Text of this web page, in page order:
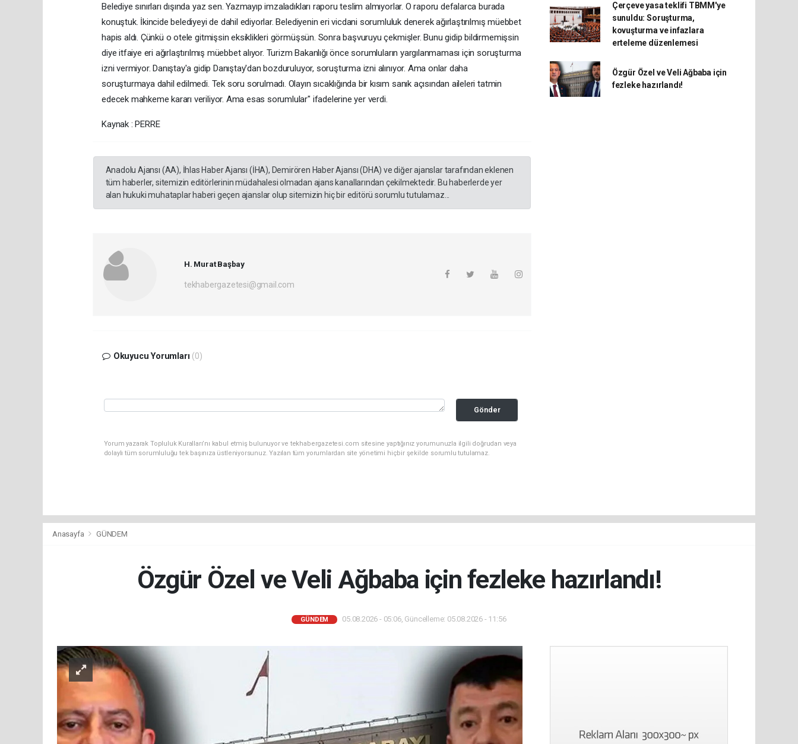
Belediye sınırları dışında yaz sen. Yazmayıp imzaladıkları raporu teslim almıyorlar. O raporu defalarca burada
konuştuk. İkincide belediyeyi de dahil ediyorlar. Belediyenin eri vicdani sorumluluk denerek ağırlaştırılmış müebbet
hapis aldı. Çünkü o otele gitmişsin eksiklikleri görmüşsün. Sonra başvuruyu çekmişler. Bunu gidip bildirmemişsin
diye itfaiye eri ağırlaştırılmış müebbet alıyor. Turizm Bakanlığı önce sorumluların yargılanmaması için soruşturma
izni vermiyor. Danıştay'a gidip Danıştay'dan bozduruluyor, soruşturma izni alınıyor. Ama onlar daha
soruşturmaya dahil edilmedi. Tek soru sorulmadı. Olayın sıcaklığında bir kısım sanık açısından aileleri tatmin
edecek mahkeme kararı veriliyor. Ama esas sorumlular" ifadelerine yer verdi.
Kaynak : PERRE
Anadolu Ajansı (AA), İhlas Haber Ajansı (İHA), Demirören Haber Ajansı (DHA) ve diğer ajanslar tarafından eklenen
tüm haberler, sitemizin editörlerinin müdahalesi olmadan ajans kanallarından çekilmektedir. Bu haberlerde yer
alan hukuki muhataplar haberi geçen ajanslar olup sitemizin hiç bir editörü sorumlu tutulamaz...
H. Murat Başbay
tekhabergazetesi@gmail.com
Okuyucu Yorumları (0)
Gönder
Yorum yazarak Topluluk Kuralları’nı kabul etmiş bulunuyor ve tekhabergazetesi.com sitesine yaptığınız yorumunuzla ilgili doğrudan veya
dolaylı tüm sorumluluğu tek başınıza üstleniyorsunuz. Yazılan tüm yorumlardan site yönetimi hiçbir şekilde sorumlu tutulamaz.
Çerçeve yasa teklifi TBMM'ye
sunuldu: Soruşturma,
kovuşturma ve infazlara
erteleme düzenlemesi
Özgür Özel ve Veli Ağbaba için
fezleke hazırlandı!
Anasayfa GÜNDEM
Özgür Özel ve Veli Ağbaba için fezleke hazırlandı!
GÜNDEM 05.08.2026 - 05:06, Güncelleme: 05.08.2026 - 11:56